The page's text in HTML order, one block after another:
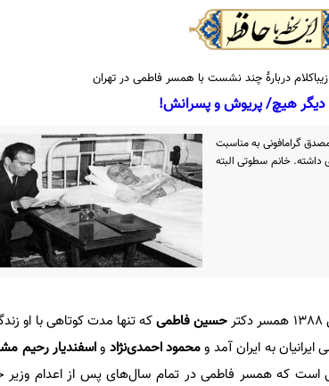
دربارۀ چند نشست با همسر فاطمی در تهران
دیگر هیچ/ پریوش و پسرانش!
گرامافونی به مناسبت
داشته. خانم سطوتی البته
حسین فاطمیکه تنها مدت کوتاهی با او
به ایران آمد ومحمود احمدی‌نژاد واسفندیار رحیم
است که همسر فاطمی در تمام سال‌های پس از اعدام وزیر